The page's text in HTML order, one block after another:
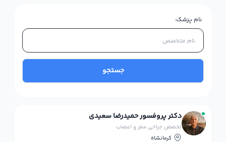
نام پزشک:
جستجو
دکتر پروفسور حمیدرضا سعیدی
تخصص جراحی مغز و اعصاب
کرمانشاه